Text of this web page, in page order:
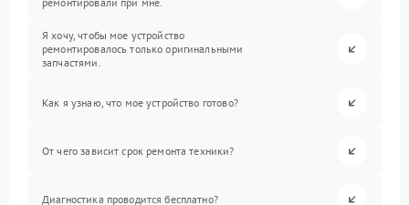
Я хочу, чтобы мое устройство
ремонтировалось только оригинальными
запчастями.
Как я узнаю, что мое устройство готово?
От чего зависит срок ремонта техники?
Диагностика проводится бесплатно?